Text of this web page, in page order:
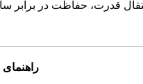
قدرت، حفاظت در برابر